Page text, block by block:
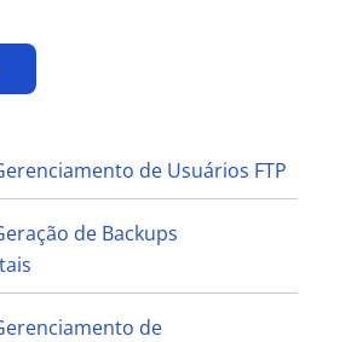
de Usuários FTP
de Backups
de